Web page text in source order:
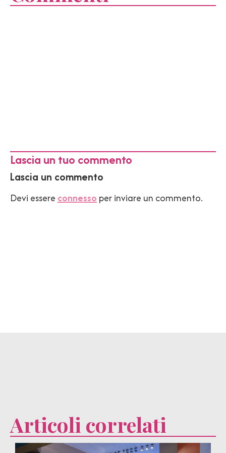
Lascia un tuo commento
Lascia un commento
Devi essere connesso per inviare un commento.
Articoli correlati